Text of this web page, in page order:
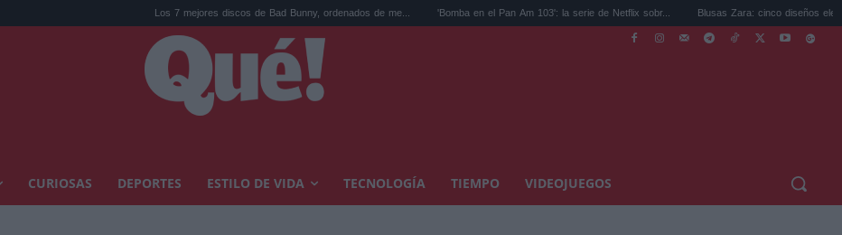
Los 7 mejores discos de Bad Bunny, ordenados de me... 'Bomba en el Pan Am 103': la serie de Netflix sobr... Blusas Zara: cinco diseños elegantes y
CURIOSAS DEPORTES ESTILO DE VIDA TECNOLOGÍA TIEMPO VIDEOJUEGOS